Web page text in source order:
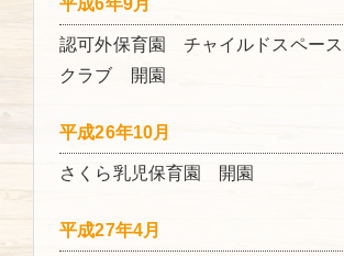
平成6年9月
認可外保育園 チャイルドスペー
クラブ 開園
平成26年10月
さくら乳児保育園 開園
平成27年4月